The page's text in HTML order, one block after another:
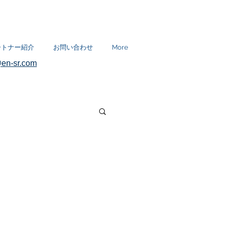
ナー紹介 お問い合わせ More
sr.com